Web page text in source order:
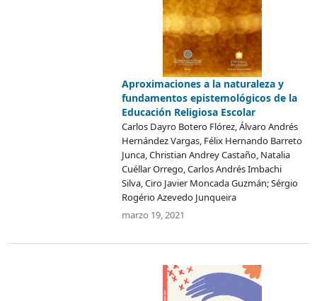
Aproximaciones a la naturaleza y
fundamentos epistemológicos de la
Educación Religiosa Escolar
Carlos Dayro Botero Flórez, Álvaro Andrés
Hernández Vargas, Félix Hernando Barreto
Junca, Christian Andrey Castaño, Natalia
Cuéllar Orrego, Carlos Andrés Imbachi
Silva, Ciro Javier Moncada Guzmán; Sérgio
Rogério Azevedo Junqueira
marzo 19, 2021